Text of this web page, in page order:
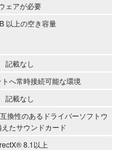
ェアが必要
以上の空き容量
記載なし
へ常時接続可能な環境
記載なし
換性のあるドライバーソフトウ
えたサウンドカード
8.1以上